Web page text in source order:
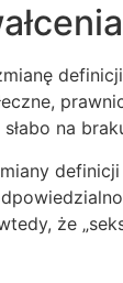
na
że